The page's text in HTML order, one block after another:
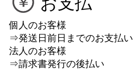
個人のお客様
⇒発送日前日までのお支払い
法人のお客様
⇒請求書発行の後払い